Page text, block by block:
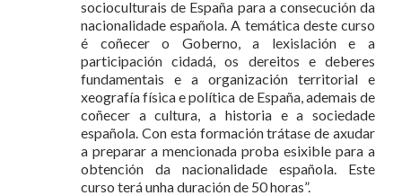
socioculturais de España para a consecución da
nacionalidade española. A temática deste curso
é coñecer o Goberno, a lexislación e a
participación cidadá, os dereitos e deberes
fundamentais e a organización territorial e
xeografía física e política de España, ademais de
coñecer a cultura, a historia e a sociedade
española. Con esta formación trátase de axudar
a preparar a mencionada proba esixible para a
obtención da nacionalidade española. Este
curso terá unha duración de 50 horas”.